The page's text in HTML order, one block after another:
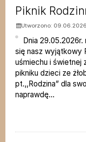
Piknik
Utworzono: 09.06.2026
Dnia 29.05.2026r.
się nasz wyjątkowy
uśmiechu i świetnej
pikniku dzieci ze
pt.,,Rodzina” dla
naprawdę...